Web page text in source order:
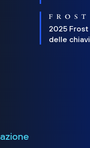
2025 Frost
delle
azione